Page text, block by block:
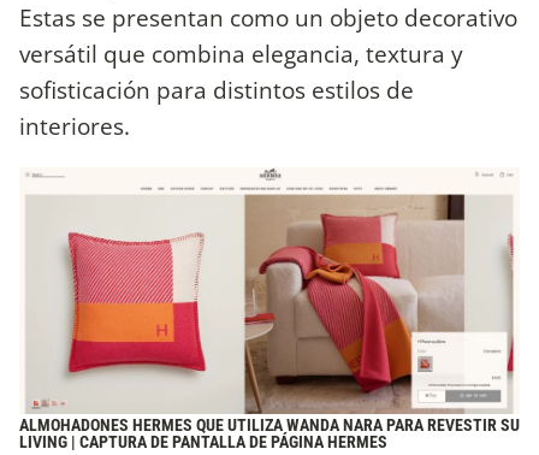
Estas se presentan como un objeto decorativo
versátil que combina elegancia, textura y
sofisticación para distintos estilos de
interiores.
ALMOHADONES HERMES QUE UTILIZA WANDA NARA PARA REVESTIR SU
LIVING | CAPTURA DE PANTALLA DE PÁGINA HERMES